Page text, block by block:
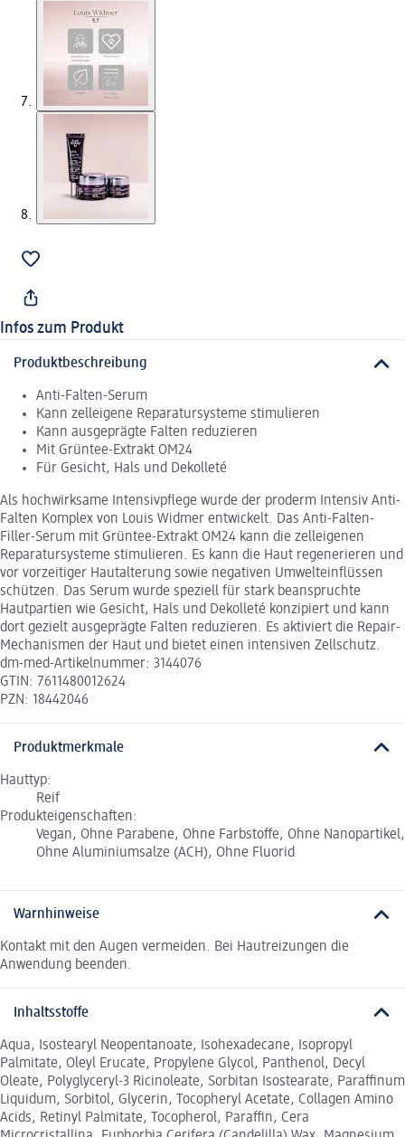
Infos zum Produkt
Produktbeschreibung
Anti-Falten-Serum
Kann zelleigene Reparatursysteme stimulieren
Kann ausgeprägte Falten reduzieren
Mit Grüntee-Extrakt OM24
Für Gesicht, Hals und Dekolleté
Als hochwirksame Intensivpflege wurde der proderm Intensiv Anti-
Falten Komplex von Louis Widmer entwickelt. Das Anti-Falten-
Filler-Serum mit Grüntee-Extrakt OM24 kann die zelleigenen
Reparatursysteme stimulieren. Es kann die Haut regenerieren und
vor vorzeitiger Hautalterung sowie negativen Umwelteinflüssen
schützen. Das Serum wurde speziell für stark beanspruchte
Hautpartien wie Gesicht, Hals und Dekolleté konzipiert und kann
dort gezielt ausgeprägte Falten reduzieren. Es aktiviert die Repair-
Mechanismen der Haut und bietet einen intensiven Zellschutz.
dm-med-Artikelnummer: 3144076
GTIN: 7611480012624
PZN: 18442046
Produktmerkmale
Hauttyp:
Reif
Produkteigenschaften:
Vegan, Ohne Parabene, Ohne Farbstoffe, Ohne Nanopartikel,
Ohne Aluminiumsalze (ACH), Ohne Fluorid
Warnhinweise
Kontakt mit den Augen vermeiden. Bei Hautreizungen die
Anwendung beenden.
Inhaltsstoffe
Aqua, Isostearyl Neopentanoate, Isohexadecane, Isopropyl
Palmitate, Oleyl Erucate, Propylene Glycol, Panthenol, Decyl
Oleate, Polyglyceryl-3 Ricinoleate, Sorbitan Isostearate, Paraffinum
Liquidum, Sorbitol, Glycerin, Tocopheryl Acetate, Collagen Amino
Acids, Retinyl Palmitate, Tocopherol, Paraffin, Cera